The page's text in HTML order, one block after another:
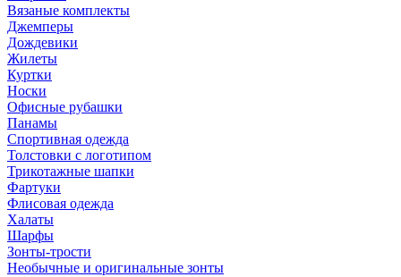
Вязаные комплекты
Джемперы
Дождевики
Жилеты
Куртки
Носки
Офисные рубашки
Панамы
Спортивная одежда
Толстовки с логотипом
Трикотажные шапки
Фартуки
Флисовая одежда
Халаты
Шарфы
Зонты-трости
Необычные и оригинальные зонты